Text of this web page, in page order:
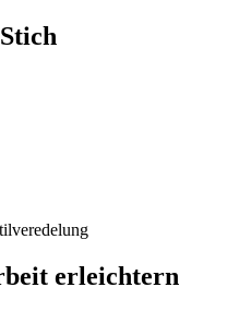
erleichtern